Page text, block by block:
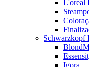
L'oreal
Schwarzkopf
Igora